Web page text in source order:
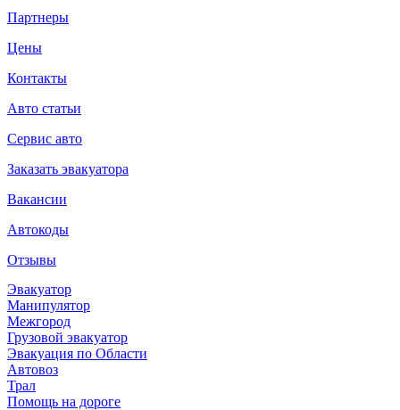
Партнеры
Цены
Контакты
Авто статьи
Сервис авто
Заказать эвакуатора
Вакансии
Автокоды
Отзывы
Эвакуатор
Манипулятор
Межгород
Грузовой эвакуатор
Эвакуация по Области
Автовоз
Трал
Помощь на дороге